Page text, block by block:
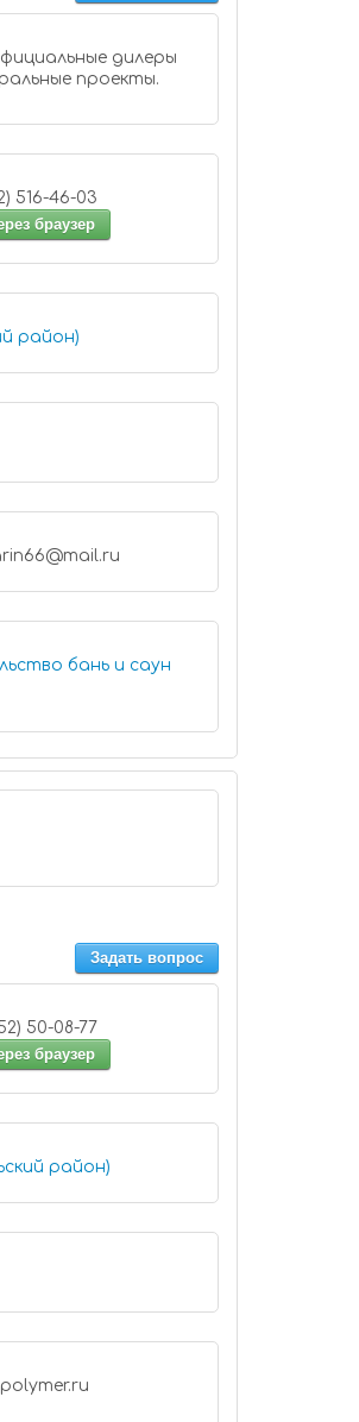
дилеры
+7 (902) 516-46-03
браузер
район)
бань и саун
Задать вопрос
+7 (3952) 50-08-77
браузер
район)